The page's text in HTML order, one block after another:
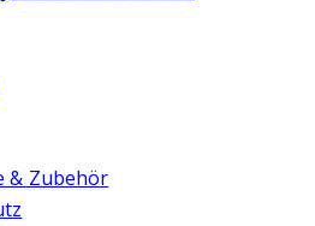
& Zubehör